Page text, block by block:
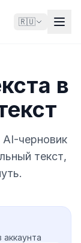
🇷🇺
в
черновик
текст,